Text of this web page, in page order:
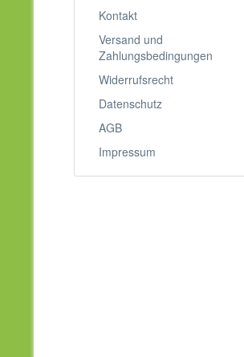
Kontakt
Versand und
Zahlungsbedingungen
Widerrufsrecht
Datenschutz
AGB
Impressum